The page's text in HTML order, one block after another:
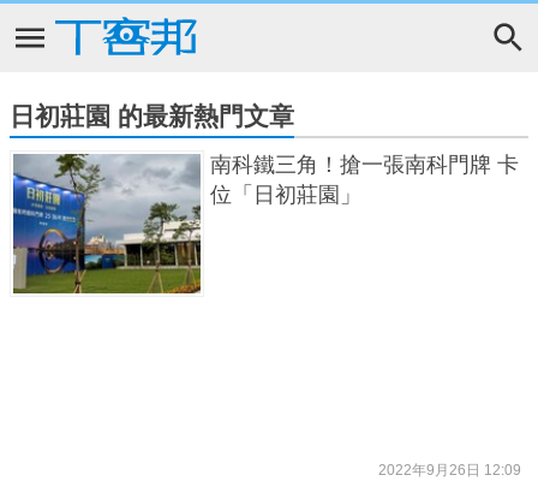
日初莊園 的最新熱門文章
南科鐵三角！搶一張南科門牌 卡
位「日初莊園」
2022年9月26日 12:09